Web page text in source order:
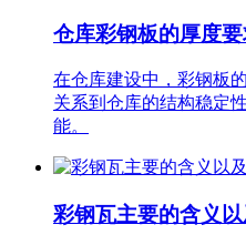
仓库彩钢板的厚度
在仓库建设中，彩钢板
关系到仓库的结构稳定
能。
彩钢瓦主要的含义